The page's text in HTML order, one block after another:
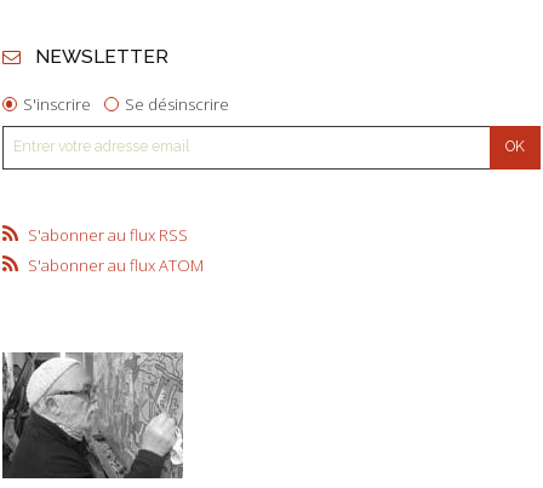
NEWSLETTER
S'inscrire Se désinscrire
S'abonner au flux RSS
S'abonner au flux ATOM